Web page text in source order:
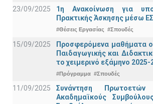
23/09/2025
1η Ανακοίνωση για
Πρακτικής Άσκησης μέσω
#Θέσεις Εργασίας #Σπουδές
15/09/2025
Προσφερόμενα μαθήματα
Παιδαγωγικής και
το χειμερινό εξάμηνο 2025-
#Πρόγραμμα #Σπουδές
11/09/2025
Συνάντηση
Ακαδημαϊκούς